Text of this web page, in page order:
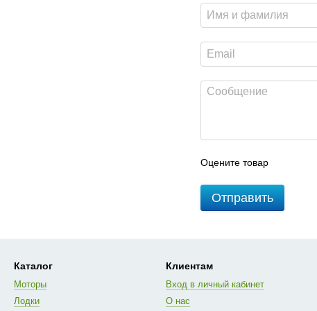
Оцените товар
Отправить
Каталог
Моторы
Лодки
Клиентам
Вход в личный кабинет
О нас